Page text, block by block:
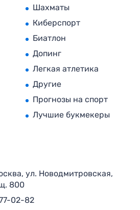
Шахматы
Киберспорт
Биатлон
Допинг
Легкая атлетика
Другие
Прогнозы на спорт
Лучшие букмекеры
ул. Новодмитровская,
800
02-82